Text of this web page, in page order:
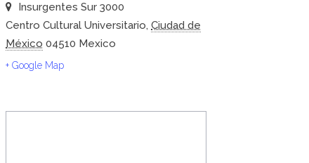
Insurgentes Sur 3000
Centro Cultural Universitario, Ciudad de
México 04510 Mexico
+ Google Map